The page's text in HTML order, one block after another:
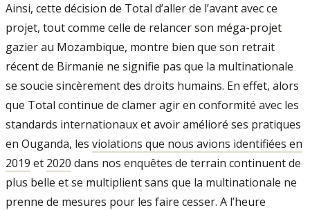
Ainsi, cette décision de Total d’aller de l’avant avec ce
projet, tout comme celle de relancer son méga-projet
gazier au Mozambique, montre bien que son retrait
récent de Birmanie ne signifie pas que la multinationale
se soucie sincèrement des droits humains. En effet, alors
que Total continue de clamer agir en conformité avec les
standards internationaux et avoir amélioré ses pratiques
en Ouganda, les violations que nous avions identifiées en
2019 et 2020 dans nos enquêtes de terrain continuent de
plus belle et se multiplient sans que la multinationale ne
prenne de mesures pour les faire cesser. A l’heure